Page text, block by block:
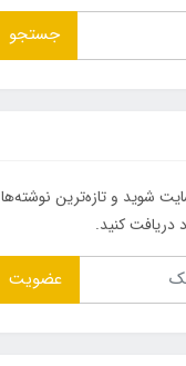
جستجو
شوید و تازه‌ترین نوشته‌ها
دریافت کنید.
عضویت